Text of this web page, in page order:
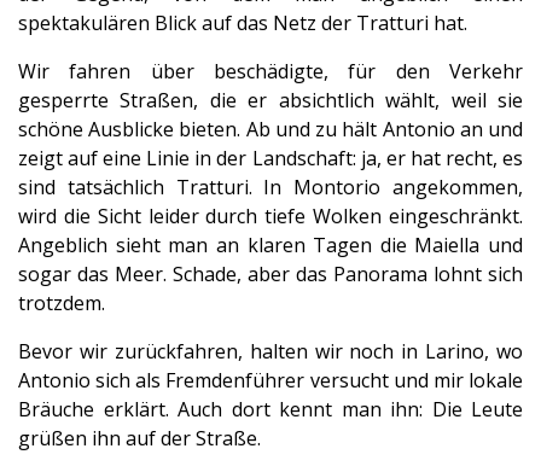
spektakulären Blick auf das Netz der Tratturi hat.
Wir fahren über beschädigte, für den Verkehr
gesperrte Straßen, die er absichtlich wählt, weil sie
schöne Ausblicke bieten. Ab und zu hält Antonio an und
zeigt auf eine Linie in der Landschaft: ja, er hat recht, es
sind tatsächlich Tratturi. In Montorio angekommen,
wird die Sicht leider durch tiefe Wolken eingeschränkt.
Angeblich sieht man an klaren Tagen die Maiella und
sogar das Meer. Schade, aber das Panorama lohnt sich
trotzdem.
Bevor wir zurückfahren, halten wir noch in Larino, wo
Antonio sich als Fremdenführer versucht und mir lokale
Bräuche erklärt. Auch dort kennt man ihn: Die Leute
grüßen ihn auf der Straße.